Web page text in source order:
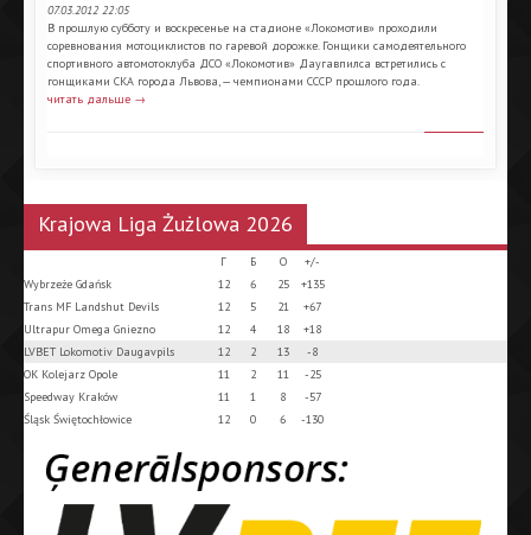
07.03.2012 22:05
В прошлую субботу и воскресенье на стадионе «Локомотив» проходили
соревнования мотоциклистов по гаревой дорожке. Гонщики самодеятельного
спортивного автомотоклуба ДСО «Локомотив» Даугавпилса встретились с
гонщиками СКА города Львова, — чемпионами СССР прошлого года.
читать дальше →
Krajowa Liga Żużlowa 2026
Г Б О
+/-
Wybrzeże Gdańsk
12 6 25
+135
Trans MF Landshut Devils
12 5 21
+67
Ultrapur Omega Gniezno
12 4 18
+18
LVBET Lokomotiv Daugavpils
12 2 13
-8
OK Kolejarz Opole
11 2 11
-25
Speedway Kraków
11 1 8
-57
Śląsk Świętochłowice
12 0 6 -130